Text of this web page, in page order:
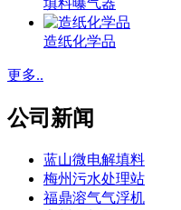
造纸化学品
更多..
公司新闻
蓝山微电解填料
梅州污水处理站
福鼎溶气气浮机